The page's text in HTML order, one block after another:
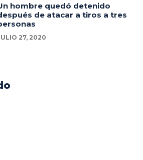
hombre quedó detenido
de atacar a tiros a tres
27, 2020